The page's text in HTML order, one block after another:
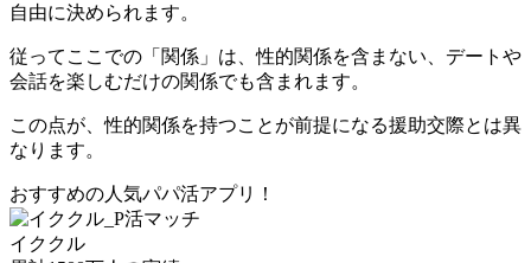
自由に決められます。
従ってここでの「関係」は、性的関係を含まない、デートや
会話を楽しむだけの関係でも含まれます。
この点が、性的関係を持つことが前提になる援助交際とは異
なります。
おすすめの人気パパ活アプリ！
イククル